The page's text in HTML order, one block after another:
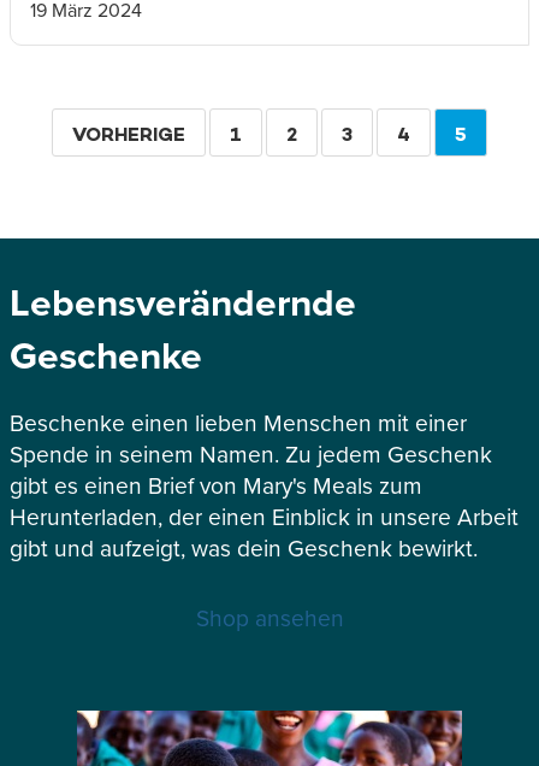
19 März 2024
Seitennummerierung
VORHERIGE
VORHERIGE SEITE
1 SEITE
2 SEITE
3 SEITE
4 5
Lebensverändernde
Geschenke
Beschenke einen lieben Menschen mit einer
Spende in seinem Namen. Zu jedem Geschenk
gibt es einen Brief von Mary's Meals zum
Herunterladen, der einen Einblick in unsere Arbeit
gibt und aufzeigt, was dein Geschenk bewirkt.
Shop ansehen